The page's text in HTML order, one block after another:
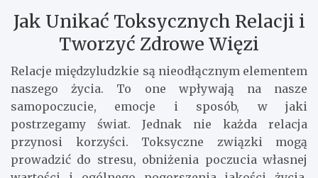
Jak Unikać Toksycznych Relacji i
Tworzyć Zdrowe Więzi
Relacje międzyludzkie są nieodłącznym elementem
naszego życia. To one wpływają na nasze
samopoczucie, emocje i sposób, w jaki
postrzegamy świat. Jednak nie każda relacja
przynosi korzyści. Toksyczne związki mogą
prowadzić do stresu, obniżenia poczucia własnej